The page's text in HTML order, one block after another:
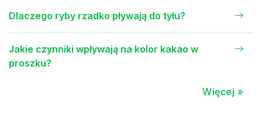
Dlaczego ryby rzadko pływają do tyłu?
Jakie czynniki wpływają na kolor kakao w
proszku?
Więcej »